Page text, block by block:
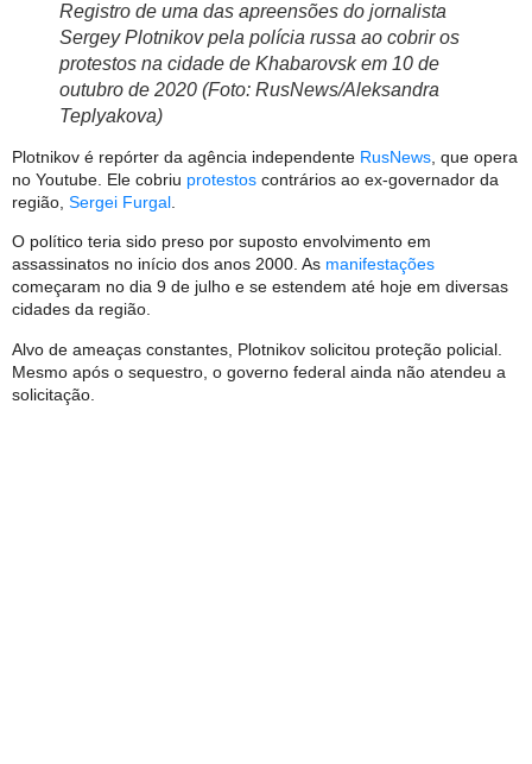
Registro de uma das apreensões do jornalista
Sergey Plotnikov pela polícia russa ao cobrir os
protestos na cidade de Khabarovsk em 10 de
outubro de 2020 (Foto: RusNews/Aleksandra
Teplyakova)
Plotnikov é repórter da agência independente RusNews , que opera
no Youtube. Ele cobriu protestos contrários ao ex-governador da
região, Sergei Furgal
O político teria sido preso por suposto envolvimento em
assassinatos no início dos anos 2000. As manifestações
começaram no dia 9 de julho e se estendem até hoje em diversas
cidades da região.
Alvo de ameaças constantes, Plotnikov solicitou proteção policial.
Mesmo após o sequestro, o governo federal ainda não atendeu a
solicitação.